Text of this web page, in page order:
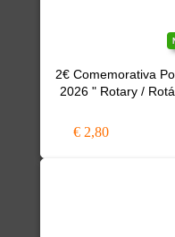
2€ Comemorativa
2026 " Rotary /
€ 2,80